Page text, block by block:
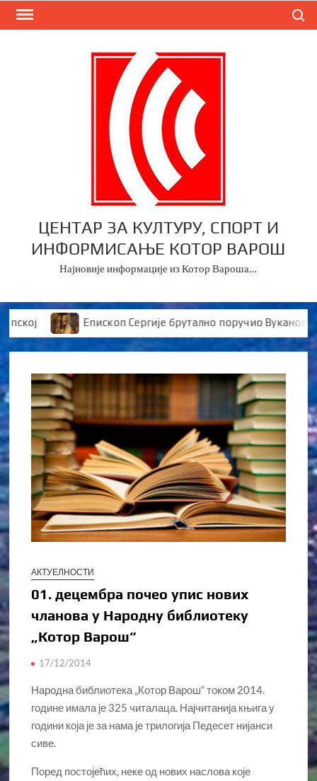
Skip
ЦЕНТАР ЗА КУЛТУРУ, СПОРТ И
ИНФОРМИСАЊЕ КОТОР ВАРОШ
Најновије информације из Котор Вароша…
Епископ Сергије брутално поручио
АКТУЕЛНОСТИ
01. децембра почео упис нових
чланова у Народну библиотеку
„Котор Варош“
17/12/2014
Народна библиотека „Котор Варош“ током 2014.
године имала је 325 читалаца. Најчитанија књига у
години која је за нама је трилогија Педесет нијанси
сиве.
Поред постојећих, неке од нових наслова које